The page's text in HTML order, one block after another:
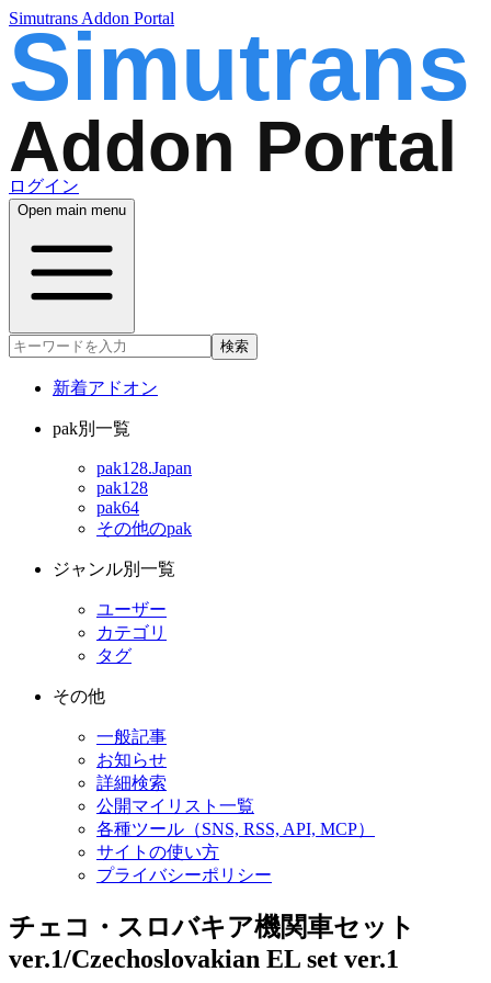
Simutrans Addon Portal
ログイン
Open main menu
検索
新着アドオン
pak別一覧
pak128.Japan
pak128
pak64
その他のpak
ジャンル別一覧
ユーザー
カテゴリ
タグ
その他
一般記事
お知らせ
詳細検索
公開マイリスト一覧
各種ツール（SNS, RSS, API, MCP）
サイトの使い方
プライバシーポリシー
チェコ・スロバキア機関車セット
ver.1/Czechoslovakian EL set ver.1